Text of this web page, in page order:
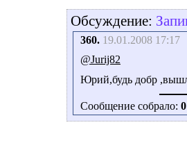
Обсуждение:
360. 19.01.2008 17:17
@Jurij82
Юрий,будь добр
Сообщение собрало: 0